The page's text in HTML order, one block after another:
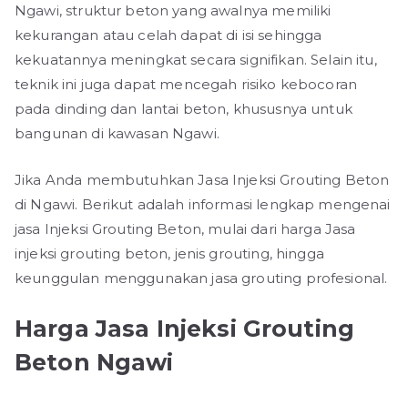
Ngawi, struktur beton yang awalnya memiliki
kekurangan atau celah dapat di isi sehingga
kekuatannya meningkat secara signifikan. Selain itu,
teknik ini juga dapat mencegah risiko kebocoran
pada dinding dan lantai beton, khususnya untuk
bangunan di kawasan Ngawi.
Jika Anda membutuhkan Jasa Injeksi Grouting Beton
di Ngawi. Berikut adalah informasi lengkap mengenai
jasa Injeksi Grouting Beton, mulai dari harga Jasa
injeksi grouting beton, jenis grouting, hingga
keunggulan menggunakan jasa grouting profesional.
Harga Jasa Injeksi Grouting
Beton Ngawi